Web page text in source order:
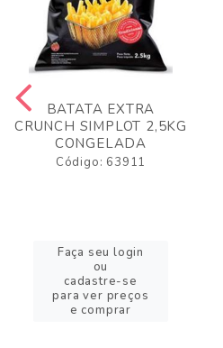
BATATA EXTRA
CRUNCH SIMPLOT 2,5KG
CONGELADA
Código: 63911
Faça seu login
ou
cadastre-se
para ver preços
e comprar